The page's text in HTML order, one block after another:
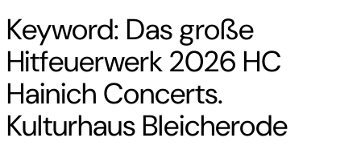
Keyword: Das große
Hitfeuerwerk 2026 HC
Hainich Concerts.
Kulturhaus Bleicherode